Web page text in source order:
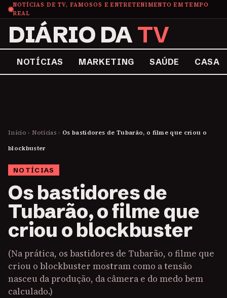
NOTÍCIAS DE TV, FAMOSOS E ENTRETENIMENTO EM TEMPO
REAL
DIÁRIO DATV
NOTÍCIAS MARKETING SAÚDE CASA
Início › Notícias › Os bastidores de Tubarão, o filme que criou o
blockbuster
NOTÍCIAS
Os bastidores de
Tubarão, o filme que
criou o blockbuster
(Na prática, os bastidores de Tubarão, o filme que
criou o blockbuster mostram como a tensão
nasceu da produção, da câmera e do medo bem
calculado.)